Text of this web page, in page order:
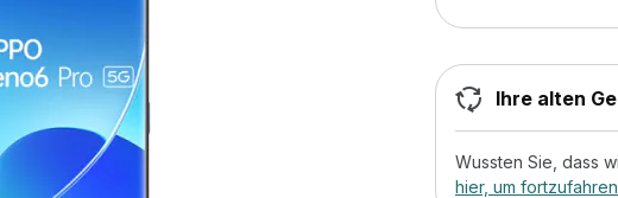
Ihre alten
Wussten Sie, dass
hier, um fortzufahren